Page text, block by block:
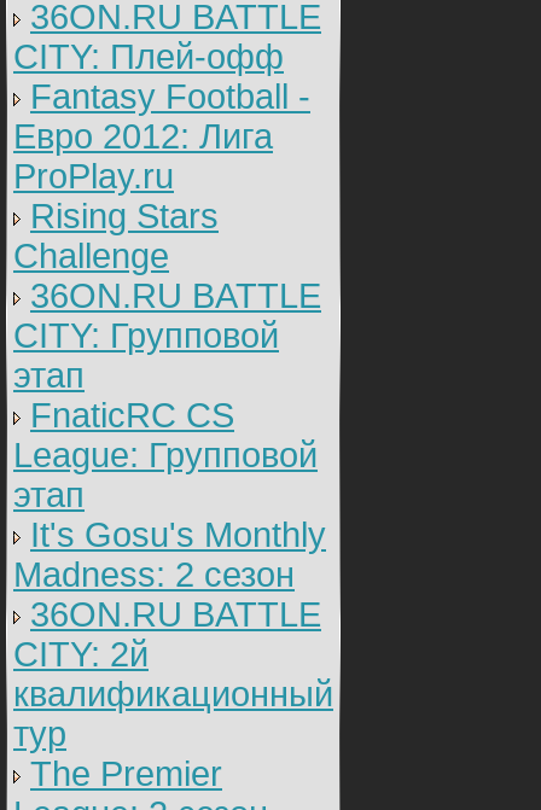
36ON.RU BATTLE
CITY: Плей-офф
Fantasy Football -
Евро 2012: Лига
ProPlay.ru
Rising Stars
Challenge
36ON.RU BATTLE
CITY: Групповой
этап
FnaticRC CS
League: Групповой
этап
It's Gosu's Monthly
Madness: 2 сезон
36ON.RU BATTLE
CITY: 2й
квалификационный
тур
The Premier